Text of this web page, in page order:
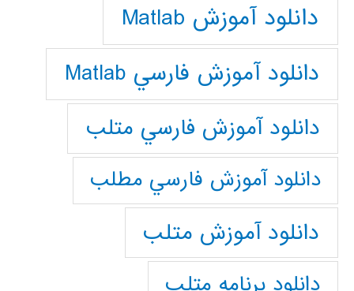
دانلود آموزش Matlab
دانلود آموزش فارسي Matlab
دانلود آموزش فارسي متلب
دانلود آموزش فارسي مطلب
دانلود آموزش متلب